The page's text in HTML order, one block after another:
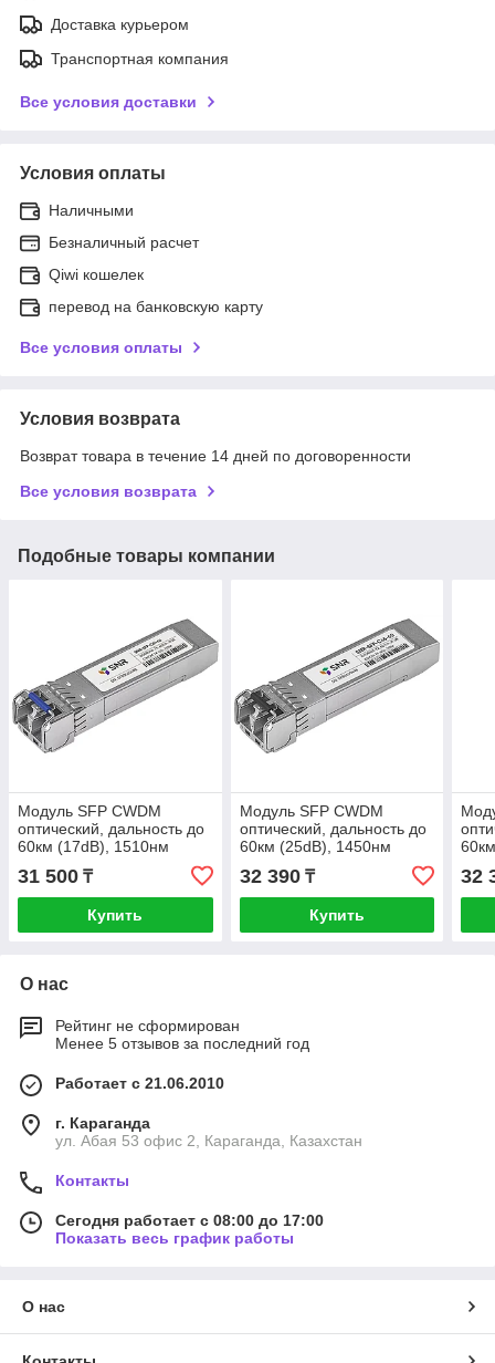
Доставка курьером
Транспортная компания
Все условия доставки
Условия оплаты
Наличными
Безналичный расчет
Qiwi кошелек
перевод на банковскую карту
Все условия оплаты
Условия возврата
Возврат товара в течение 14 дней по договоренности
Все условия возврата
Подобные товары компании
Модуль SFP CWDM
оптический, дальность до
60км (17dB), 1510нм
31 500 ₸
Купить
Модуль SFP CWDM
оптический, дальность до
60км (25dB), 1450нм
32 390₸
Купить
32
О нас
Рейтинг не сформирован
Менее 5 отзывов за последний год
Работает с 21.06.2010
г. Караганда
ул. Абая 53 офис 2, Караганда, Казахстан
Контакты
Сегодня работает с 08:00 до 17:00
Показать весь график работы
О нас